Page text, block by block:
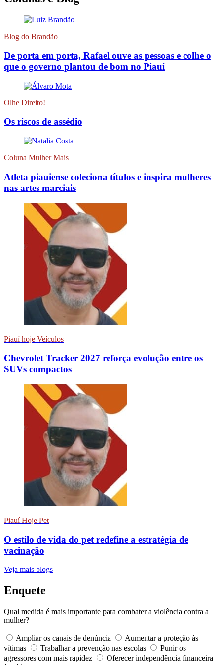
Blog do Brandão
De porta em porta, Rafael ouve as pessoas e colhe o
que o governo plantou de bom no Piauí
Olhe Direito!
Os riscos de assédio
Coluna Mulher Mais
Atleta piauiense coleciona títulos e inspira mulheres
nas artes marciais
Piauí hoje Veículos
Chevrolet Tracker 2027 reforça evolução entre os
SUVs compactos
Piauí Hoje Pet
O estilo de vida do pet redefine a estratégia de
vacinação
Veja mais blogs
Enquete
Qual medida é mais importante para combater a violência contra a
mulher?
Ampliar os canais de denúncia
Aumentar a proteção às
vítimas
Trabalhar a prevenção nas escolas
Punir os
agressores com mais rapidez
Oferecer independência financeira